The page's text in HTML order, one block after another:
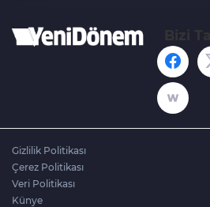
Gizlilik Politikası
Çerez Politikası
Veri Politikası
Künye